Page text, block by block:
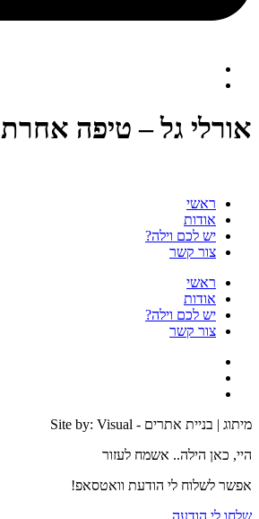
אורלי גל – טיפה אחרת
ראשי
אודות
יש לכם וילה?
צור קשר
ראשי
אודות
יש לכם וילה?
צור קשר
מיתוג | בניית אתרים - Site by: Visual
היי, כאן הילה.. אשמח לעזור
אפשר לשלוח לי הודעת וואטסאפ!
שלחו לי הודעה